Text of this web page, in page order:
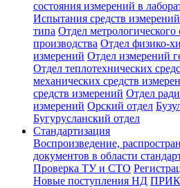
состояния измерений в
Испытания средств
типа Отдел метрологического
производства Отдел физико-
измерений Отдел измерений
Отдел теплотехнических
механических средств
средств измерений Отдел
измерений Орский отдел
Бугурусланский отдел
Стандартизация
Воспроизведение,
документов в области
Проверка ТУ и СТО
Новые поступления НД